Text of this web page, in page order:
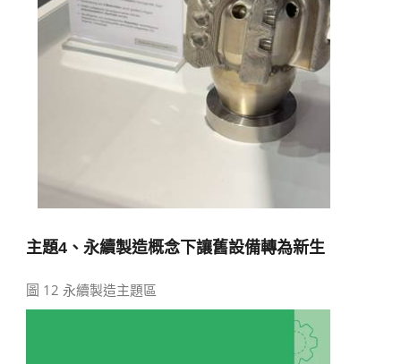
主題4 、永續製造概念下讓舊設備轉為新生
圖 12 永續製造主題區